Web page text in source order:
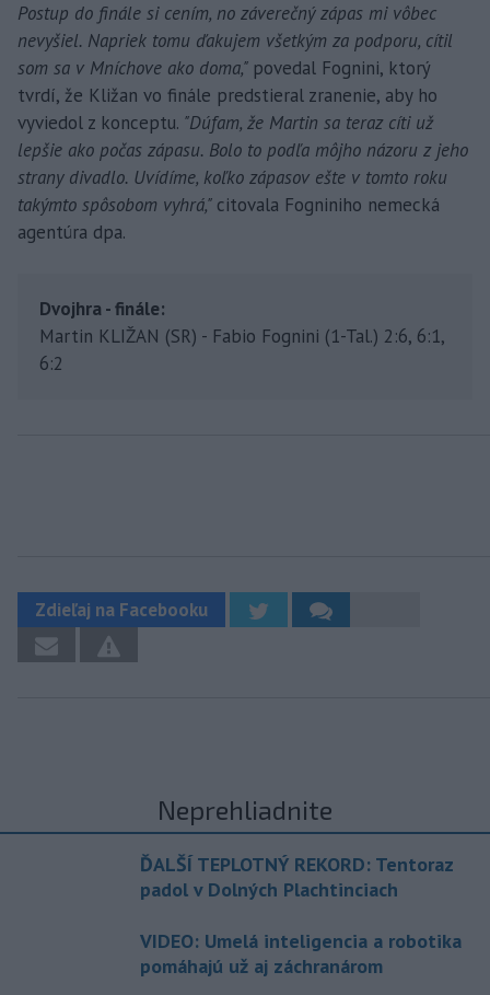
Postup do finále si cením, no záverečný zápas mi vôbec
nevyšiel. Napriek tomu ďakujem všetkým za podporu, cítil
som sa v Mníchove ako doma," povedal Fognini, ktorý
tvrdí, že Kližan vo finále predstieral zranenie, aby ho
vyviedol z konceptu. "Dúfam, že Martin sa teraz cíti už
lepšie ako počas zápasu. Bolo to podľa môjho názoru z jeho
strany divadlo. Uvídíme, koľko zápasov ešte v tomto roku
takýmto spôsobom vyhrá," citovala Fogniniho nemecká
agentúra dpa.
Dvojhra - finále:
Martin KLIŽAN (SR) - Fabio Fognini (1-Tal.) 2:6, 6:1,
6:2
Zdieľaj na Facebooku
Neprehliadnite
ĎALŠÍ TEPLOTNÝ REKORD: Tentoraz
padol v Dolných Plachtinciach
VIDEO: Umelá inteligencia a robotika
pomáhajú už aj záchranárom